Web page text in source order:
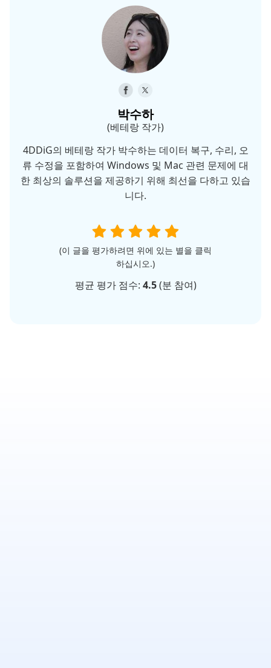
박수하
(베테랑 작가)
4DDiG의 베테랑 작가 박수하는 데이터 복구, 수리, 오
류 수정을 포함하여 Windows 및 Mac 관련 문제에 대
한 최상의 솔루션을 제공하기 위해 최선을 다하고 있습
니다.
(이 글을 평가하려면 위에 있는 별을 클릭
하십시오.)
평균 평가 점수: 4.5(분 참여)